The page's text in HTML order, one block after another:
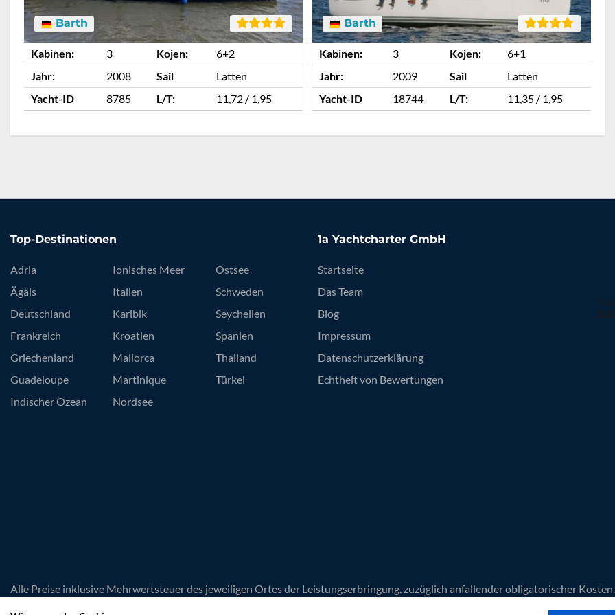
Barth
Kabinen: 3 Kojen:
6+2
Jahr:
2008 Sail
Latten
Yacht-ID
8785 L/T: 11,72 / 1,95
Barth
Kabinen: 3 Kojen:
6+1
Jahr:
2009 Sail
Latten
Yacht-ID
18744 L/T: 11,35 / 1,95
Top-Destinationen
Adria
Ägäis
Deutschland
Frankreich
Griechenland
Guadeloupe
Indischer Ozean
Ionisches Meer
Italien
Karibik
Kroatien
Mallorca
Martinique
Nordsee
Ostsee
Schweden
Seychellen
Spanien
Thailand
Türkei
1a Yachtcharter GmbH
Startseite
Das Team
Blog
Impressum
Datenschutzerklärung
Echtheit von Bewertungen
Alle Preise inklusive Mehrwertsteuer des jeweiligen Ortes der Leistungserbringung, zuzüglich anfallender obligatorischer